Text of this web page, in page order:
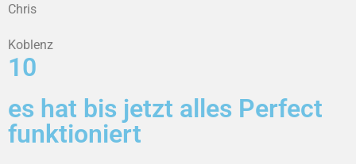
Chris
Koblenz
10
es hat bis jetzt alles Perfect
funktioniert